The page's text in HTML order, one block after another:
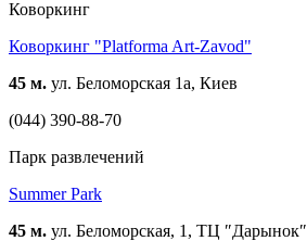
Коворкинг
Коворкинг "Platforma Art-Zavod"
45 м. ул. Беломорская 1а, Киев
(044) 390-88-70
Парк развлечений
Summer Park
45 м. ул. Беломорская, 1, ТЦ ″Дарынок″